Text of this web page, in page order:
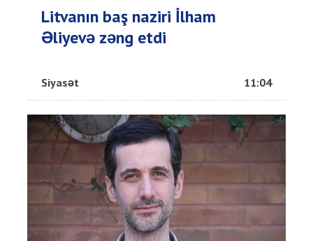
Litvanın baş naziri İlham
Əliyevə zəng etdi
Siyasət 11:04